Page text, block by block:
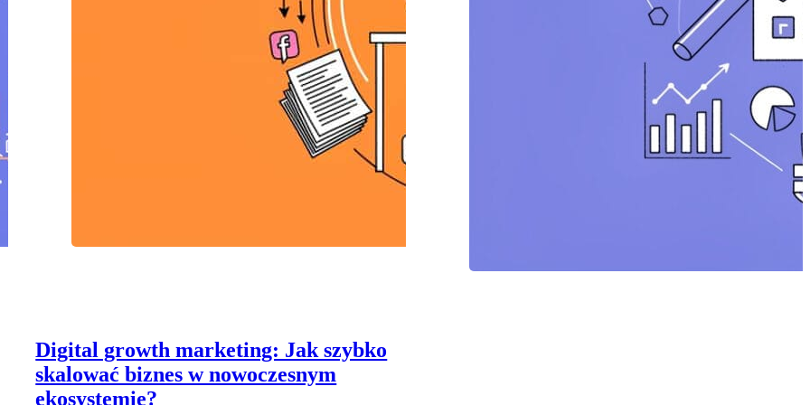
Digital growth marketing: Jak szybko
skalować biznes w nowoczesnym
ekosystemie?